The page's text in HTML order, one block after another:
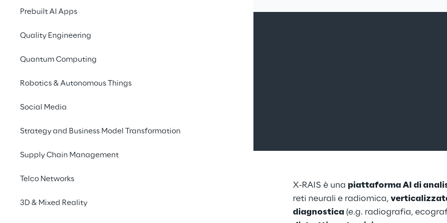
Prebuilt AI Apps
Quality Engineering
Quantum Computing
Robotics & Autonomous Things
Social Media
Strategy and Business Model Transformation
Supply Chain Management
Telco Networks
3D & Mixed Reality
I benefici
Prossime sfide
X-RAIS è una piattaforma AI di
reti neurali e radiomica,
diagnostica (e.g. radiografia,